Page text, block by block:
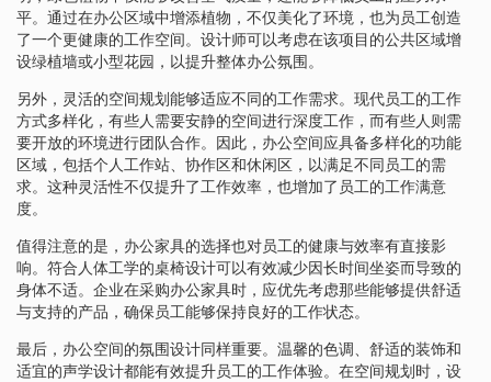
平。通过在办公区域中增添植物，不仅美化了环境，也为员工创造
了一个更健康的工作空间。设计师可以考虑在该项目的公共区域增
设绿植墙或小型花园，以提升整体办公氛围。
另外，灵活的空间规划能够适应不同的工作需求。现代员工的工作
方式多样化，有些人需要安静的空间进行深度工作，而有些人则需
要开放的环境进行团队合作。因此，办公空间应具备多样化的功能
区域，包括个人工作站、协作区和休闲区，以满足不同员工的需
求。这种灵活性不仅提升了工作效率，也增加了员工的工作满意
度。
值得注意的是，办公家具的选择也对员工的健康与效率有直接影
响。符合人体工学的桌椅设计可以有效减少因长时间坐姿而导致的
身体不适。企业在采购办公家具时，应优先考虑那些能够提供舒适
与支持的产品，确保员工能够保持良好的工作状态。
最后，办公空间的氛围设计同样重要。温馨的色调、舒适的装饰和
适宜的声学设计都能有效提升员工的工作体验。在空间规划时，设